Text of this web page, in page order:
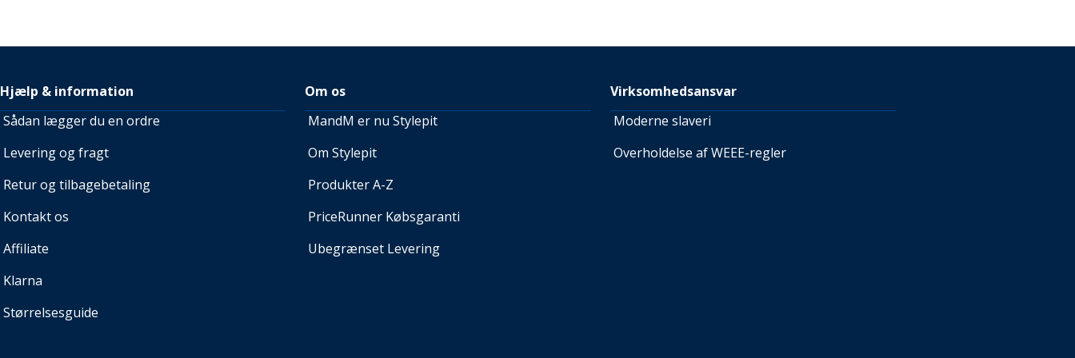
Hjælp & information
Sådan lægger du en ordre
Levering og fragt
Retur og tilbagebetaling
Kontakt os
Affiliate
Klarna
Størrelsesguide
Om os
MandM er nu Stylepit
Om Stylepit
Produkter A-Z
PriceRunner Købsgaranti
Ubegrænset Levering
Virksomhedsansvar
Moderne slaveri
Overholdelse af WEEE-regler